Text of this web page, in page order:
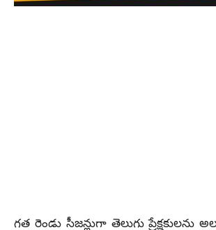
గత రెండు సీజన్లుగా తెలుగు ప్రేక్షకులను